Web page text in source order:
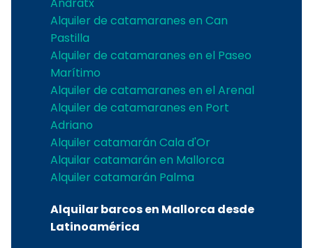
Alquiler de catamaranes en Can
Pastilla
Alquiler de catamaranes en el Paseo
Marítimo
Alquiler de catamaranes en el Arenal
Alquiler de catamaranes en Port
Adriano
Alquiler catamarán Cala d'Or
Alquilar catamarán en Mallorca
Alquiler catamarán Palma
Alquilar barcos en Mallorca desde
Latinoamérica